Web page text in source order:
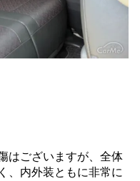
はございますが、全体
、内外装ともに非常に